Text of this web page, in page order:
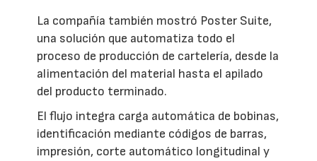
La compañía también mostró Poster Suite,
una solución que automatiza todo el
proceso de producción de cartelería, desde la
alimentación del material hasta el apilado
del producto terminado.
El flujo integra carga automática de bobinas,
identificación mediante códigos de barras,
impresión, corte automático longitudinal y